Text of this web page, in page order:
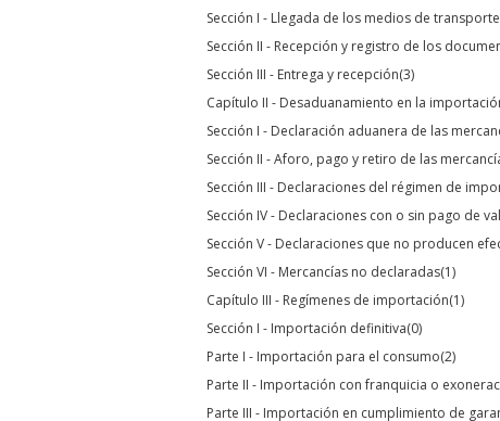
Sección I - Llegada de los medios de
Sección II - Recepción y registro de los
Sección III - Entrega y recepción(3)
Capítulo II - Desaduanamiento en la
Sección I - Declaración aduanera de las
Sección II - Aforo, pago y retiro de las
Sección III - Declaraciones del régimen de
Sección IV - Declaraciones con o sin pago de
Sección V - Declaraciones que no producen
Sección VI - Mercancías no declaradas(1)
Capítulo III - Regímenes de importación(1)
Sección I - Importación definitiva(0)
Parte I - Importación para el consumo(2)
Parte II - Importación con franquicia o
Parte III - Importación en cumplimiento de